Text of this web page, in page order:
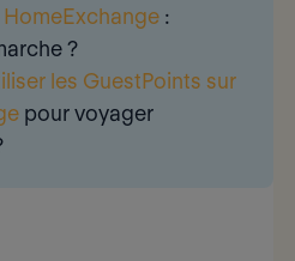
:
?
les GuestPoints sur
pour voyager